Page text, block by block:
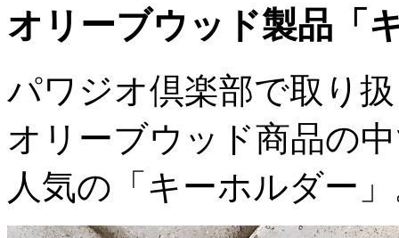
オリーブウッド製品「
パワジオ倶楽部で取り
オリーブウッド商品の
人気の「キーホルダー